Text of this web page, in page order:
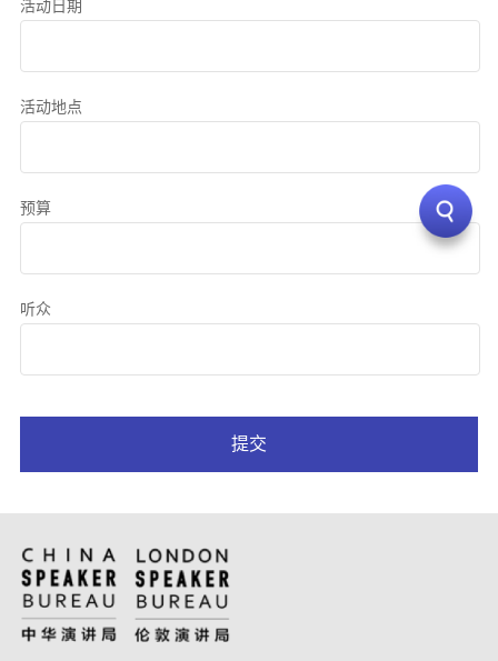
活动日期
活动地点
预算
听众